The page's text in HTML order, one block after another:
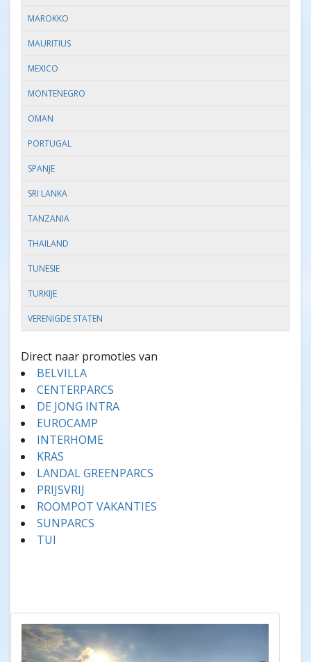
MAROKKO
MAURITIUS
MEXICO
MONTENEGRO
OMAN
PORTUGAL
SPANJE
SRI LANKA
TANZANIA
THAILAND
TUNESIE
TURKIJE
VERENIGDE STATEN
Direct naar promoties van
BELVILLA
CENTERPARCS
DE JONG INTRA
EUROCAMP
INTERHOME
KRAS
LANDAL GREENPARCS
PRIJSVRIJ
ROOMPOT VAKANTIES
SUNPARCS
TUI